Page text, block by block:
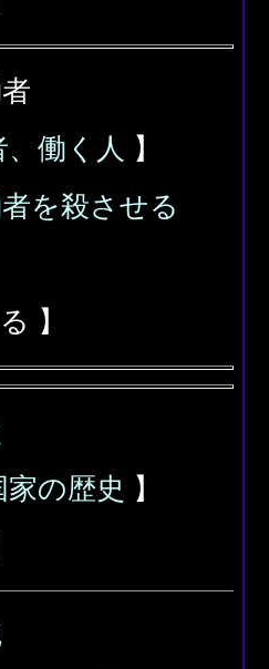
、働く人 】
を殺させる
】
家の歴史 】